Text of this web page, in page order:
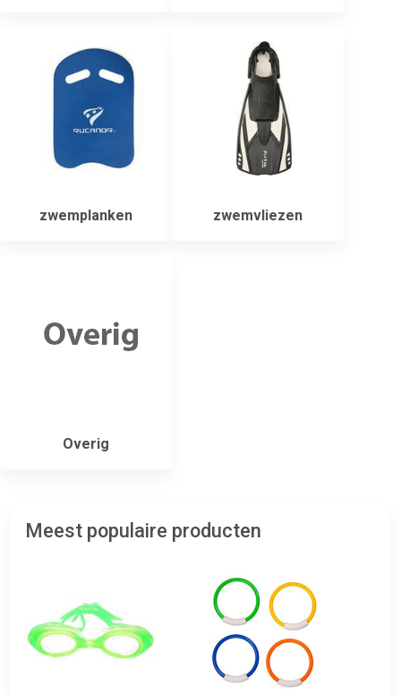
zwemplanken zwemvliezen
Overig
Meest populaire producten